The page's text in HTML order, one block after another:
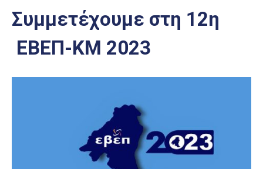
Επιχειρηματική
Υποστήριξη
Έκθεση
Συμμετέχουμε στη 12η
ΕΒΕΠ-ΚΜ 2023